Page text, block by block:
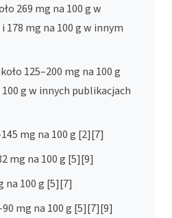
269 mg na 100 g w
178 mg na 100 g w innym
125–200 mg na 100 g
g w innych publikacjach
mg na 100 g [2][7]
mg na 100 g [5][9]
na 100 g [5][7]
mg na 100 g [5][7][9]